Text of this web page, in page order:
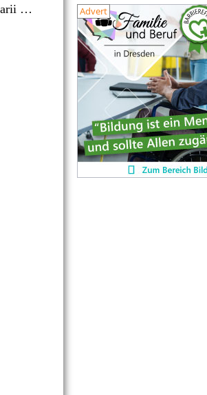
Sfaturi pentru proprietarii de animale de companie
Advert